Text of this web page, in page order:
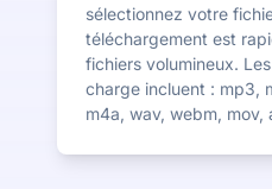
sélectionnez votre
téléchargement est
fichiers volumineux.
charge incluent : mp3,
m4a, wav, webm, mov,